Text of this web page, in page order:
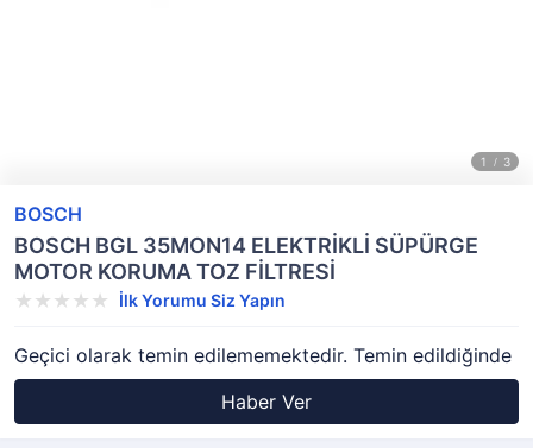
BOSCH
BOSCH BGL 35MON14 ELEKTRİKLİ SÜPÜRGE
MOTOR KORUMA TOZ FİLTRESİ
İlk Yorumu Siz Yapın
Geçici olarak temin edilememektedir. Temin edildiğinde
Haber Ver